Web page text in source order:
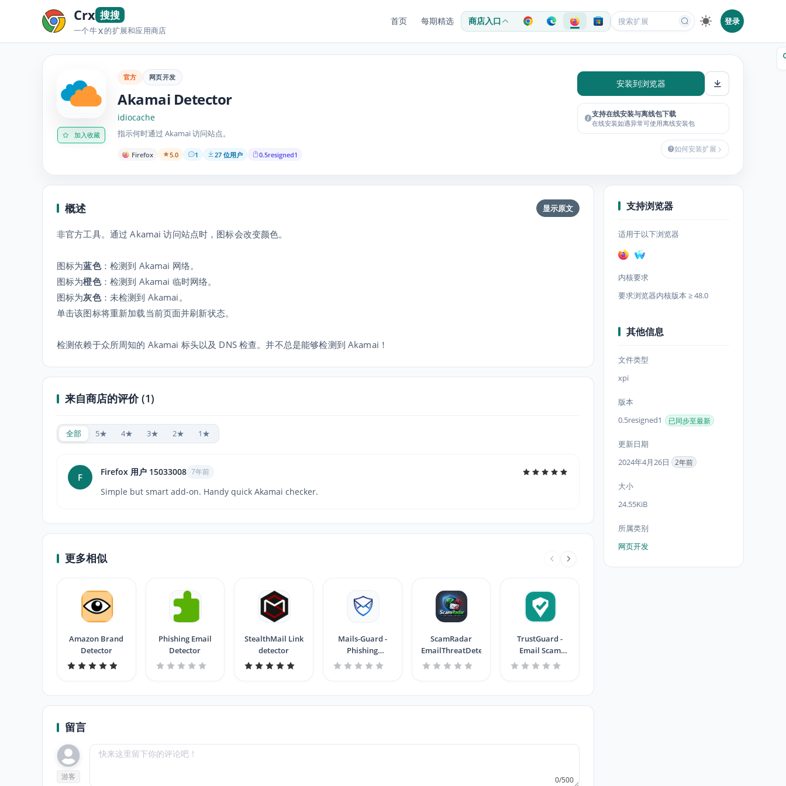
Crx 搜搜
一个牛X的扩展和应用商店
首页 每期精选 商店入口 登录
加入收藏
官方 网页开发
Akamai Detector
idiocache
指示何时通过 Akamai 访问站点。
Firefox 5.0 1 27 位用户 0.5resigned1
安装到浏览器
支持在线安装与离线包下载
在线安装如遇异常可使用离线安装包
如何安装扩展
概述 显示原文
非官方工具。通过 Akamai 访问站点时，图标会改变颜色。
图标为蓝色：检测到 Akamai 网络。
图标为橙色：检测到 Akamai 临时网络。
图标为灰色：未检测到 Akamai。
单击该图标将重新加载当前页面并刷新状态。
检测依赖于众所周知的 Akamai 标头以及 DNS 检查。并不总是能够检测到 Akamai！
来自商店的评价 (1)
全部 5★ 4★ 3★ 2★ 1★
F Firefox 用户 15033008 7年前
Simple but smart add-on. Handy quick Akamai checker.
更多相似
Amazon Brand
Detector
Phishing Email
Detector
StealthMail Link
detector
Mails-Guard -
Phishing
Detector
ScamRadar
EmailThreatDetector
TrustGuard -
Email Scam
Detector
留言
游客 0/500
支持浏览器
适用于以下浏览器
内核要求
要求浏览器内核版本 ≥ 48.0
其他信息
文件类型
xpi
版本
0.5resigned1
已同步至最新
更新日期
2024年4月26日
2年前
大小
24.55KiB
所属类别
网页开发